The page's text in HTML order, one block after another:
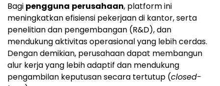
Bagi pengguna perusahaan, platform ini
meningkatkan efisiensi pekerjaan di kantor, serta
penelitian dan pengembangan (R&D), dan
mendukung aktivitas operasional yang lebih cerdas.
Dengan demikian, perusahaan dapat membangun
alur kerja yang lebih adaptif dan mendukung
pengambilan keputusan secara tertutup (closed-